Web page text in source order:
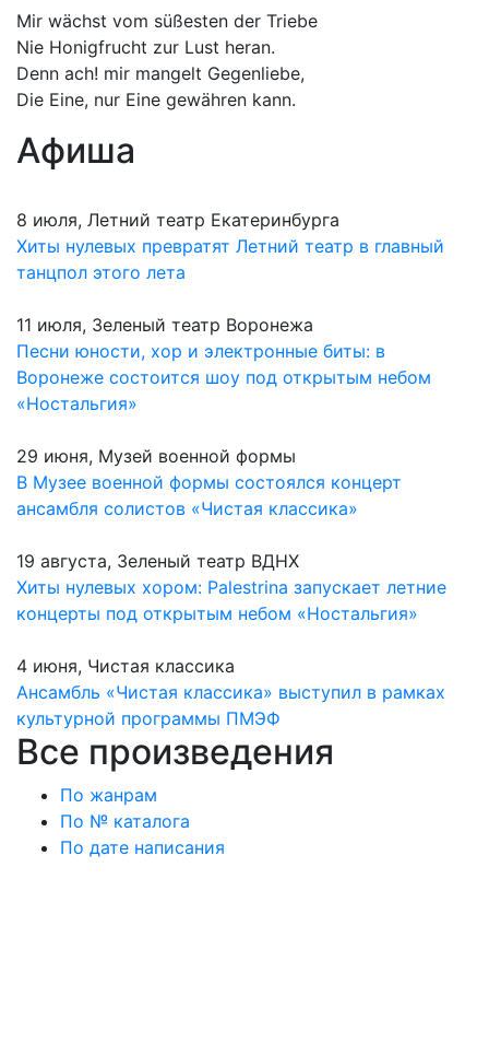
Mir wächst vom süßesten der Triebe
Nie Honigfrucht zur Lust heran.
Denn ach! mir mangelt Gegenliebe,
Die Eine, nur Eine gewähren kann.
Афиша
8 июля, Летний театр Екатеринбурга
Хиты нулевых превратят Летний театр в главный
танцпол этого лета
11 июля, Зеленый театр Воронежа
Песни юности, хор и электронные биты: в
Воронеже состоится шоу под открытым небом
«Ностальгия»
29 июня, Музей военной формы
В Музее военной формы состоялся концерт
ансамбля солистов «Чистая классика»
19 августа, Зеленый театр ВДНХ
Хиты нулевых хором: Palestrina запускает летние
концерты под открытым небом «Ностальгия»
4 июня, Чистая классика
Ансамбль «Чистая классика» выступил в рамках
культурной программы ПМЭФ
Все произведения
По жанрам
По № каталога
По дате написания